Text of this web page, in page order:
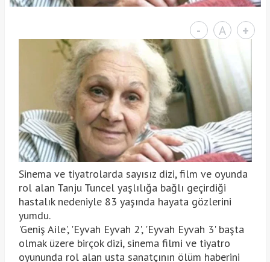
- A +
Sinema ve tiyatrolarda sayısız dizi, film ve oyunda
rol alan Tanju Tuncel yaşlılığa bağlı geçirdiği
hastalık nedeniyle 83 yaşında hayata gözlerini
yumdu.
'Geniş Aile', 'Eyvah Eyvah 2', 'Eyvah Eyvah 3' başta
olmak üzere birçok dizi, sinema filmi ve tiyatro
oyununda rol alan usta sanatçının ölüm haberini